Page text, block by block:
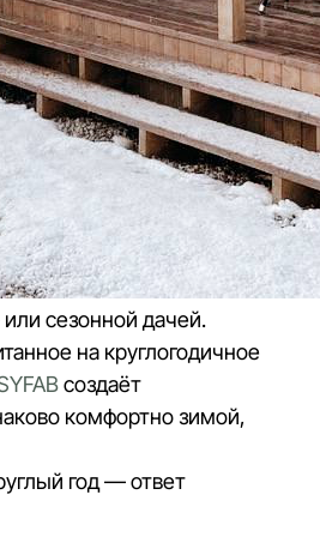
сезонной дачей.
на круглогодичное
создаёт
комфортно зимой,
год — ответ